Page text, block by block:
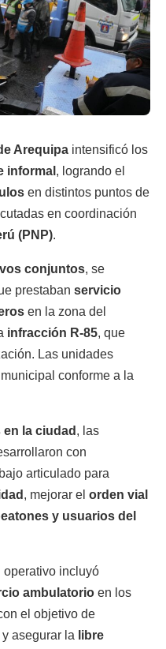
Arequipa intensificó los
informal , logrando el
en distintos puntos de
en coordinación
(PNP).
conjuntos, se
prestaban servicio
en la zona del
infracción R-85, que
Las unidades
conforme a la
en la ciudad , las
con
articulado para
, mejorar el orden vial
y usuarios del
operativo incluyó
ambulatorio en los
el objetivo de
y asegurar la libre